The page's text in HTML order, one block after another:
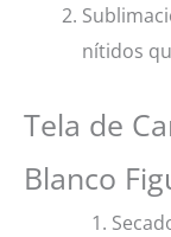
nítidos
Tela de
Blanco